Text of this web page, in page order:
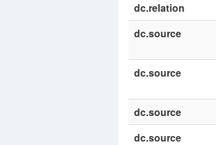
dc.relation
dc.source
dc.source
dc.source
dc.source